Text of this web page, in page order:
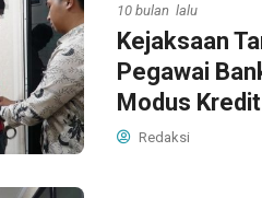
10 bulan lalu
Kejaksaan
Pegawai
Modus
Redaksi